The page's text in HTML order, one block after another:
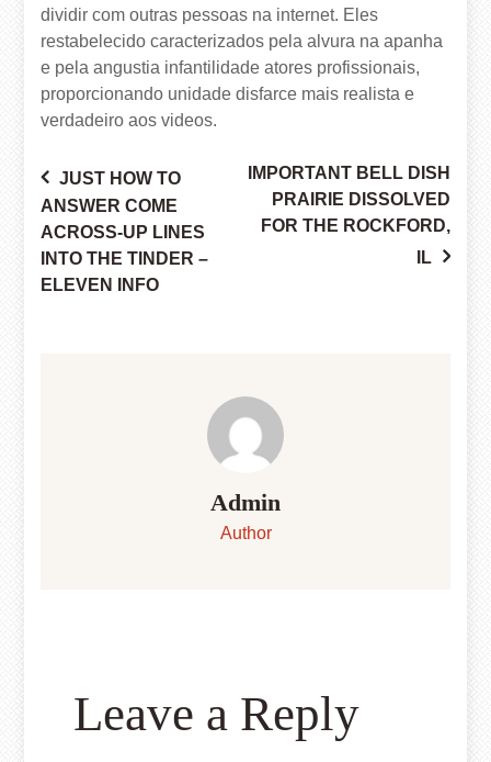
dividir com outras pessoas na internet. Eles
restabelecido caracterizados pela alvura na apanha
e pela angustia infantilidade atores profissionais,
proporcionando unidade disfarce mais realista e
verdadeiro aos videos.
Post
navigation
JUST HOW TO
ANSWER COME
ACROSS-UP LINES
INTO THE TINDER –
ELEVEN INFO
IMPORTANT BELL DISH
PRAIRIE DISSOLVED
FOR THE ROCKFORD,
IL
Admin
Author
Leave a Reply